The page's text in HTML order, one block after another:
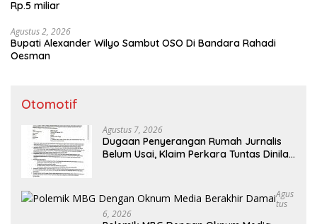
Rp.5 miliar
Agustus 2, 2026
Bupati Alexander Wilyo Sambut OSO Di Bandara Rahadi
Oesman
Otomotif
Agustus 7, 2026
Dugaan Penyerangan Rumah Jurnalis
Belum Usai, Klaim Perkara Tuntas Dinilai
Agus
Tus
6, 2026